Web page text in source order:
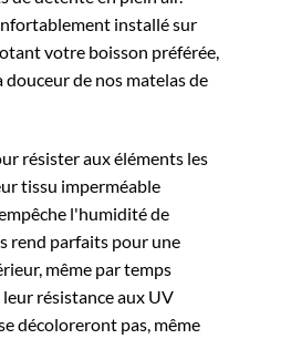
installé sur
votre boisson préférée,
douceur de nos matelas de
résister aux éléments les
tissu imperméable
l'humidité de
rend parfaits pour une
même par temps
résistance aux UV
décoloreront pas, même